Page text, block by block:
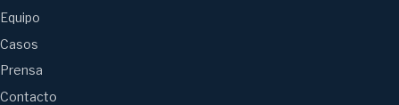
Equipo
Casos
Prensa
Contacto